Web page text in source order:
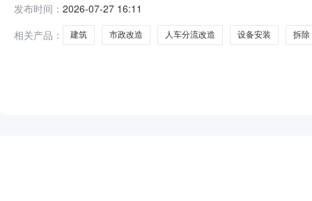
数：1）保证金金额:3,000元最大成交供应商数量：1家
含拆除、建筑、设备安装、市政改
发布时间： 2026-07-27 16:11
相关产品：
建筑 市政改造 人车分流改造 设备安装 拆除